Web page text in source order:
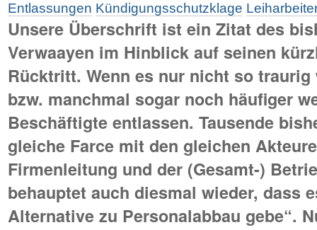
Entlassungen Kündigungsschutzklage
Unsere Überschrift ist ein Zitat des
Verwaayen im Hinblick auf seinen
Rücktritt. Wenn es nur nicht so traurig
bzw. manchmal sogar noch häufiger
Beschäftigte entlassen. Tausende
gleiche Farce mit den gleichen
Firmenleitung und der (Gesamt-)
behauptet auch diesmal wieder, dass
Alternative zu Personalabbau gebe“.